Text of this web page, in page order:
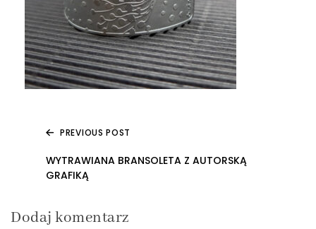
Nawigacja
wpisu
PREVIOUS POST
WYTRAWIANA BRANSOLETA Z AUTORSKĄ
GRAFIKĄ
Dodaj komentarz